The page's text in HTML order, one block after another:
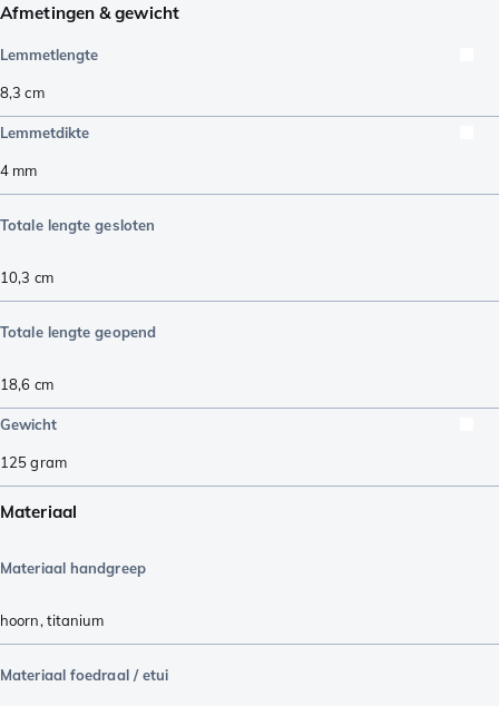
Afmetingen & gewicht
Lemmetlengte
8,3 cm
Lemmetdikte
4 mm
Totale lengte gesloten
10,3 cm
Totale lengte geopend
18,6 cm
Gewicht
125gram
Materiaal
Materiaal handgreep
hoorn,titanium
Materiaal foedraal / etui